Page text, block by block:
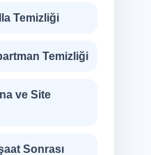
Temizliği
Temizliği
ve Site
Sonrası